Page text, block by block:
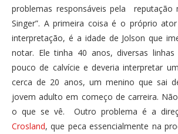
problemas responsáveis pela reputação
Singer”. A primeira coisa é o próprio
interpretação, é a idade de Jolson que
notar. Ele tinha 40 anos, diversas
pouco de calvície e deveria interpretar
cerca de 20 anos, um menino que sai
jovem adulto em começo de carreira.
o que se vê. Outro problema é a
Crosland, que peca essencialmente na